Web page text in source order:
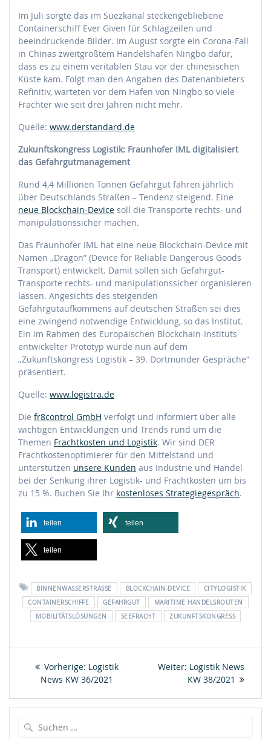
Im Juli sorgte das im Suezkanal steckengebliebene
Containerschiff Ever Given für Schlagzeilen und
beeindruckende Bilder. Im August sorgte ein Corona-Fall
in Chinas zweitgrößtem Handelshafen Ningbo dafür,
dass es zu einem veritablen Stau vor der chinesischen
Küste kam. Folgt man den Angaben des Datenanbieters
Refinitiv, warteten vor dem Hafen von Ningbo so viele
Frachter wie seit drei Jahren nicht mehr.
Quelle: www.derstandard.de
Zukunftskongress Logistik: Fraunhofer IML digitalisiert
das Gefahrgutmanagement
Rund 4,4 Millionen Tonnen Gefahrgut fahren jährlich
über Deutschlands Straßen – Tendenz steigend. Eine
neue Blockchain-Device soll die Transporte rechts- und
manipulationssicher machen.
Das Fraunhofer IML hat eine neue Blockchain-Device mit
Namen „Dragon“ (Device for Reliable Dangerous Goods
Transport) entwickelt. Damit sollen sich Gefahrgut-
Transporte rechts- und manipulationssicher organisieren
lassen. Angesichts des steigenden
Gefahrgutaufkommens auf deutschen Straßen sei dies
eine zwingend notwendige Entwicklung, so das Institut.
Ein im Rahmen des Europäischen Blockchain-Instituts
entwickelter Prototyp wurde nun auf dem
„Zukunftskongress Logistik – 39. Dortmunder Gespräche“
präsentiert.
Quelle: www.logistra.de
Die fr8control GmbH verfolgt und informiert über alle
wichtigen Entwicklungen und Trends rund um die
Themen Frachtkosten und Logistik. Wir sind DER
Frachtkostenoptimierer für den Mittelstand und
unterstützen unsere Kunden aus Industrie und Handel
bei der Senkung ihrer Logistik- und Frachtkosten um bis
zu 15 %. Buchen Sie Ihr kostenloses Strategiegespräch.
teilen teilen
teilen
BINNENWASSERSTRASSE BLOCKCHAIN-DEVICE
CITYLOGISTIK
CONTAINERSCHIFFE
GEFAHRGUT
MARITIME HANDELSROUTEN
MOBILITÄTSLÖSUNGEN
SEEFRACHT ZUKUNFTSKONGRESS
Beitragsnavigation
Vorherige: Vorheriger
Beitrag:
Logistik
News KW 36/2021
Weiter: Nächster
Beitrag:
Logistik News
KW 38/2021